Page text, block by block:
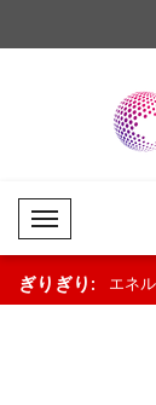
Mobil Menü
ぎりぎり:
ンが上昇、 エネ